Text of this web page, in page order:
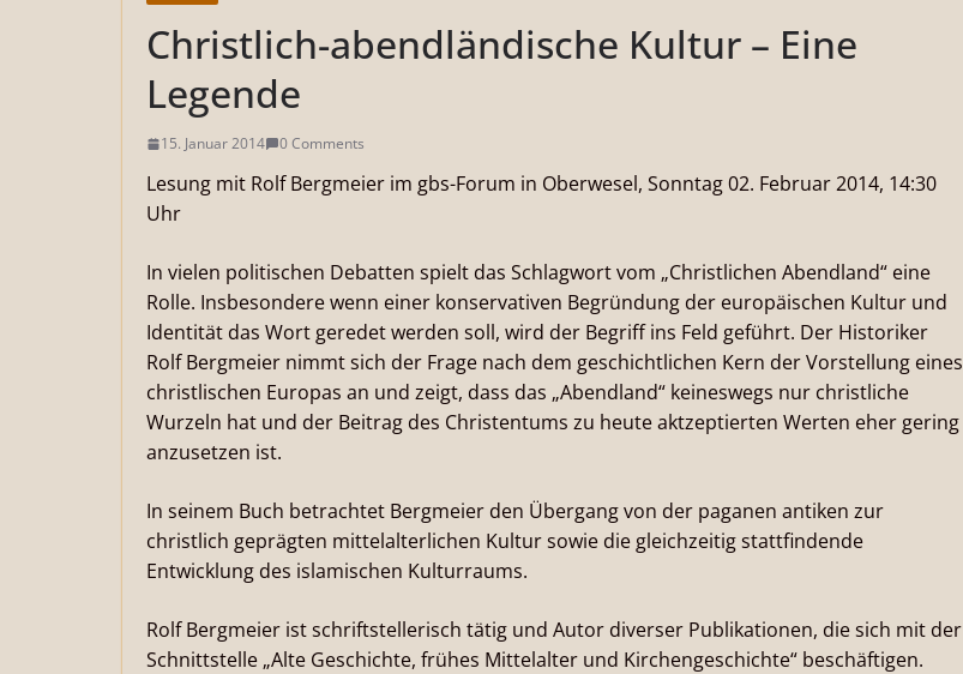
Christlich-abendländische Kultur – Eine
Legende
15. Januar 2014 0 Comments
Lesung mit Rolf Bergmeier im gbs-Forum in Oberwesel, Sonntag 02. Februar 2014, 14:30
Uhr
In vielen politischen Debatten spielt das Schlagwort vom „Christlichen Abendland“ eine
Rolle. Insbesondere wenn einer konservativen Begründung der europäischen Kultur und
Identität das Wort geredet werden soll, wird der Begriff ins Feld geführt. Der Historiker
Rolf Bergmeier nimmt sich der Frage nach dem geschichtlichen Kern der Vorstellung eines
christlischen Europas an und zeigt, dass das „Abendland“ keineswegs nur christliche
Wurzeln hat und der Beitrag des Christentums zu heute aktzeptierten Werten eher gering
anzusetzen ist.
In seinem Buch betrachtet Bergmeier den Übergang von der paganen antiken zur
christlich geprägten mittelalterlichen Kultur sowie die gleichzeitig stattfindende
Entwicklung des islamischen Kulturraums.
Rolf Bergmeier ist schriftstellerisch tätig und Autor diverser Publikationen, die sich mit der
Schnittstelle „Alte Geschichte, frühes Mittelalter und Kirchengeschichte“ beschäftigen.